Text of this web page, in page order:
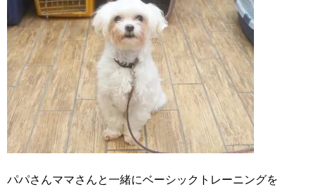
パパさんママさんと一緒にベーシックトレーニングを